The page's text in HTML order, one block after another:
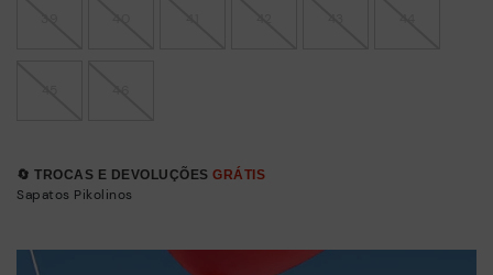
🔄 TROCAS E DEVOLUÇÕES GRÁTIS
Sapatos Pikolinos